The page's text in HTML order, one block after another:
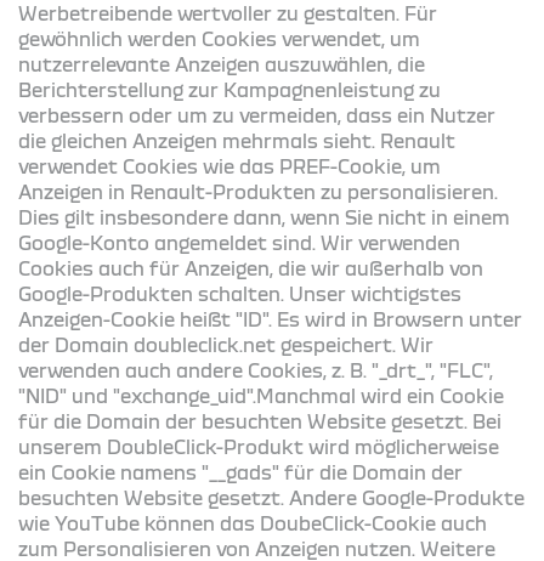
Werbetreibende wertvoller zu gestalten. Für
gewöhnlich werden Cookies verwendet, um
nutzerrelevante Anzeigen auszuwählen, die
Berichterstellung zur Kampagnenleistung zu
verbessern oder um zu vermeiden, dass ein Nutzer
die gleichen Anzeigen mehrmals sieht. Renault
verwendet Cookies wie das PREF-Cookie, um
Anzeigen in Renault-Produkten zu personalisieren.
Dies gilt insbesondere dann, wenn Sie nicht in einem
Google-Konto angemeldet sind. Wir verwenden
Cookies auch für Anzeigen, die wir außerhalb von
Google-Produkten schalten. Unser wichtigstes
Anzeigen-Cookie heißt "ID". Es wird in Browsern unter
der Domain doubleclick.net gespeichert. Wir
verwenden auch andere Cookies, z. B. "_drt_", "FLC",
"NID" und "exchange_uid".Manchmal wird ein Cookie
für die Domain der besuchten Website gesetzt. Bei
unserem DoubleClick-Produkt wird möglicherweise
ein Cookie namens "__gads" für die Domain der
besuchten Website gesetzt. Andere Google-Produkte
wie YouTube können das DoubeClick-Cookie auch
zum Personalisieren von Anzeigen nutzen. Weitere